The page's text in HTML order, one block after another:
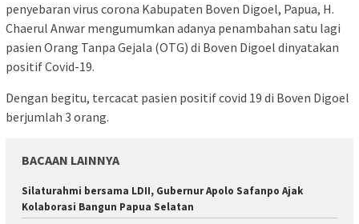
penyebaran virus corona Kabupaten Boven Digoel, Papua, H.
Chaerul Anwar mengumumkan adanya penambahan satu lagi
pasien Orang Tanpa Gejala (OTG) di Boven Digoel dinyatakan
positif Covid-19.
Dengan begitu, tercacat pasien positif covid 19 di Boven Digoel
berjumlah 3 orang.
BACAAN LAINNYA
Silaturahmi bersama LDII, Gubernur Apolo Safanpo Ajak
Kolaborasi Bangun Papua Selatan